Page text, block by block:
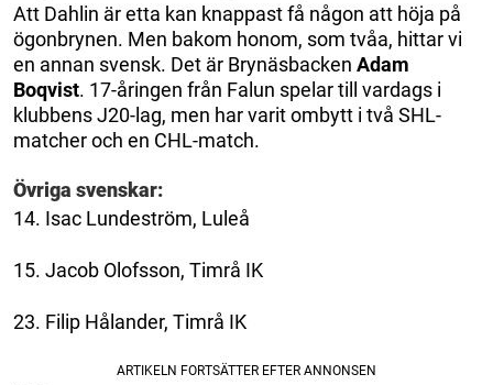
Att Dahlin är etta kan knappast få någon att höja på
ögonbrynen. Men bakom honom, som tvåa, hittar vi
en annan svensk. Det är Brynäsbacken Adam
Boqvist. 17-åringen från Falun spelar till vardags i
klubbens J20-lag, men har varit ombytt i två SHL-
matcher och en CHL-match.
Övriga svenskar:
14. Isac Lundeström, Luleå
15. Jacob Olofsson, Timrå IK
23. Filip Hålander, Timrå IK